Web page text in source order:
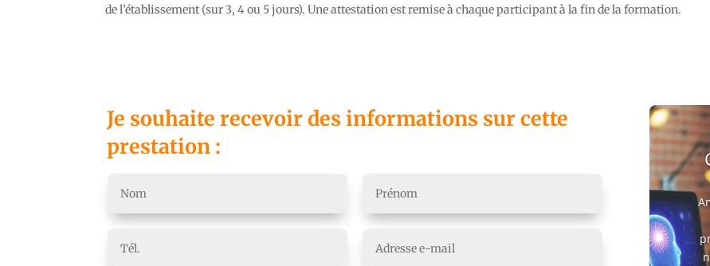
de l’établissement (sur 3, 4 ou 5 jours). Une attestation est remise à chaque participant à la fin de la formation.
Je souhaite recevoir des informations sur cette
prestation :